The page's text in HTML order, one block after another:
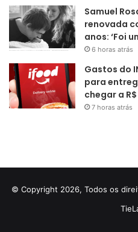
Samuel
renovada
anos: ‘Foi
6 horas atrás
Gastos do
para
chegar a
7 horas atrás
© Copyright 2026, Todos os